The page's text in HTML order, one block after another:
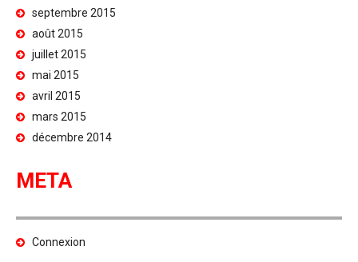
septembre 2015
août 2015
juillet 2015
mai 2015
avril 2015
mars 2015
décembre 2014
META
Connexion